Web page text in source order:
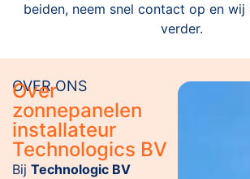
beiden, neem snel contact op en wij
verder.
OVER ONS
Over
zonnepanelen
installateur
Technologics BV
Bij Technologic BV